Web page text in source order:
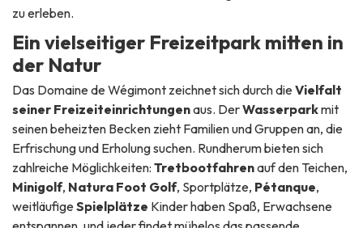
zu erleben.
Ein vielseitiger Freizeitpark mitten in
der Natur
Das Domaine de Wégimont zeichnet sich durch dieVielfalt
seiner Freizeiteinrichtungenaus. DerWasserparkmit
seinen beheizten Becken zieht Familien und Gruppen an, die
Erfrischung und Erholung suchen. Rundherum bieten sich
zahlreiche Möglichkeiten: Tretbootfahrenauf den Teichen,
Minigolf, Natura Foot Golf, Sportplätze, Pétanque,
weitläufigeSpielplätze Kinder haben Spaß, Erwachsene